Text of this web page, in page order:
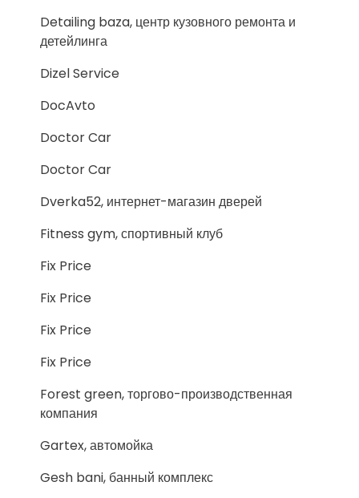
Detailing baza, центр кузовного ремонта и
детейлинга
Dizel Service
DocAvto
Doctor Car
Doctor Car
Dverka52, интернет-магазин дверей
Fitness gym, спортивный клуб
Fix Price
Fix Price
Fix Price
Fix Price
Forest green, торгово-производственная
компания
Gartex, автомойка
Gesh bani, банный комплекс